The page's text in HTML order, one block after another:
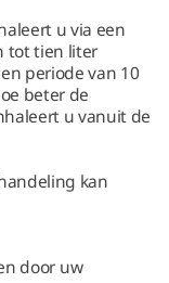
u via een
tot tien liter
periode van 10
beter de
u vanuit de
kan
door uw